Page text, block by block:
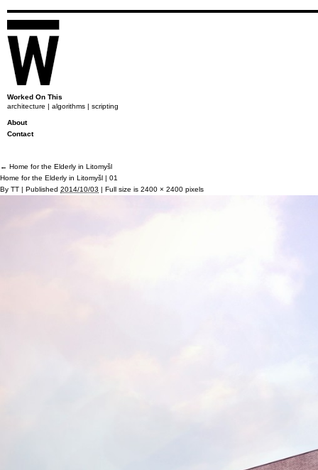
Worked On This
architecture | algorithms | scripting
About
Contact
← Home for the Elderly in Litomyšl
Home for the Elderly in Litomyšl | 01
By TT | Published 2014/10/03 | Full size is 2400 × 2400 pixels